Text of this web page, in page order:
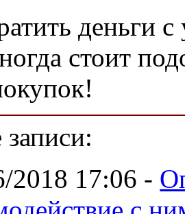
деньги
стоит
2018 17:06 -